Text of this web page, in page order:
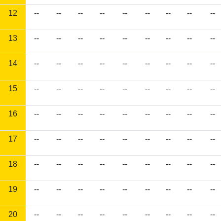
12 -- -- -- -- -- -- -- -- --
13 -- -- -- -- -- -- -- -- --
14 -- -- -- -- -- -- -- -- --
15 -- -- -- -- -- -- -- -- --
16 -- -- -- -- -- -- -- -- --
17 -- -- -- -- -- -- -- -- --
18 -- -- -- -- -- -- -- -- --
19 -- -- -- -- -- -- -- -- --
20 -- -- -- -- -- -- -- -- --